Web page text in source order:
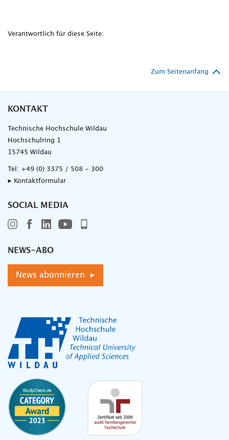
Verantwortlich für diese Seite:
Zum Seitenanfang
KONTAKT
Technische Hochschule Wildau
Hochschulring 1
15745 Wildau
Tel: +49 (0) 3375 / 508 - 300
▸ Kontaktformular
SOCIAL MEDIA
NEWS-ABO
News abonnieren ▸